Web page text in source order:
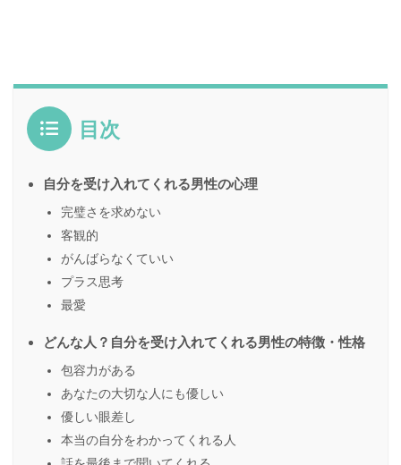
目次
自分を受け入れてくれる男性の心理
完璧さを求めない
客観的
がんばらなくていい
プラス思考
最愛
どんな人？自分を受け入れてくれる男性の特徴・性格
包容力がある
あなたの大切な人にも優しい
優しい眼差し
本当の自分をわかってくれる人